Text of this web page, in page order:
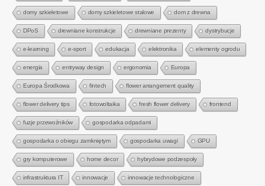
domy szkieletowe domy szkieletowe stalowe dom z drewna
DPoS drewniane konstrukcje drewniane prezenty dystrybucje
e-learning e-sport edukacja elektronika elementy ogrodu
energia entryway design ergonomia Europa
Europa Środkowa fintech flower arrangement quality
flower delivery tips fotowoltaika fresh flower delivery frontend
fuzje przewoźników gospodarka odpadami
gospodarka o obiegu zamkniętym gospodarka uwagi GPU
gry komputerowe home decor hybrydowe podzespoły
infrastruktura IT innowacje innowacje technologiczne